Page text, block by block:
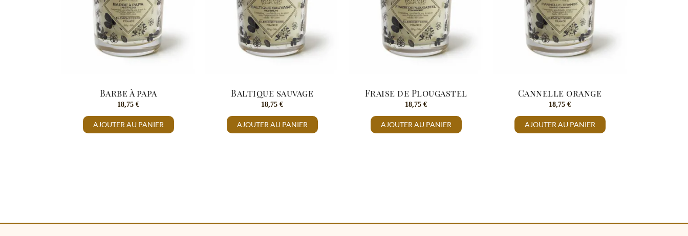
Barbe à papa
18,75 €
AJOUTER AU PANIER
Baltique sauvage
18,75 €
AJOUTER AU PANIER
Fraise de Plougastel
18,75 €
AJOUTER AU PANIER
Cannelle orange
18,75 €
AJOUTER AU PANIER